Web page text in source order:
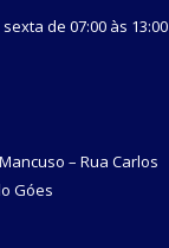
de 07:00 às 13:00
– Rua Carlos
Góes